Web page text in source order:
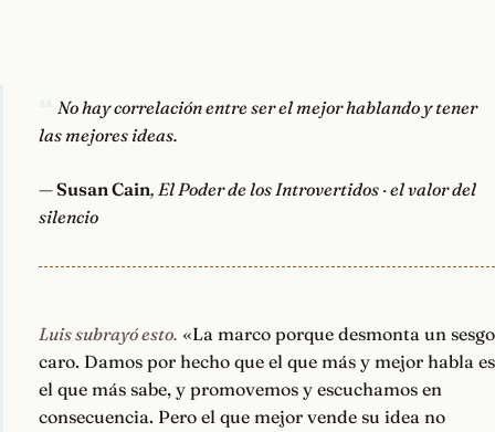
No hay correlación entre ser el mejor hablando y tener
las mejores ideas.
—Susan Cain, El Poder de los Introvertidos · el valor del
silencio
Luis subrayó esto. «La marco porque desmonta un sesgo
caro. Damos por hecho que el que más y mejor habla es
el que más sabe, y promovemos y escuchamos en
consecuencia. Pero el que mejor vende su idea no